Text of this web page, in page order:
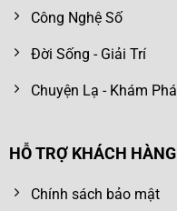
Công Nghệ Số
Đời Sống - Giải Trí
Chuyện Lạ - Khám Phá
HỖ TRỢ KHÁCH HÀNG
Chính sách bảo mật